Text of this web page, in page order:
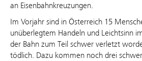
an Eisenbahnkreuzungen.
Im Vorjahr sind in Österreich 15
unüberlegtem Handeln und Leichtsinn
der Bahn zum Teil schwer verletzt
tödlich. Dazu kommen noch drei